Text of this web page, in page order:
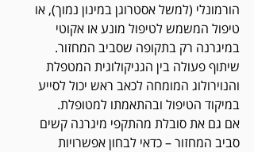
הורמונלי (למשל אסטרוגן במינון נמוך), או
טיפול המשמש לטיפול מונע או אקוטי
במיגרנה רק בתקופה שסביב המחזור.
שיתוף פעולה בין הגניקולוגית המטפלת
והנוירולוג המומחה לכאב ראש יכול לסייע
במיקוד הטיפול ובהתאמתו למטופלת.
אם גם את סובלת מהתקפי מיגרנה קשים
סביב המחזור – כדאי לבחון אפשרויות